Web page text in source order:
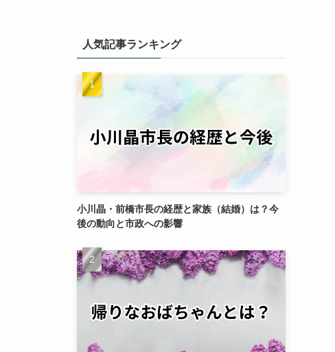
人気記事ランキング
小川晶・前橋市長の経歴と家族（結婚）は？今
後の動向と市政への影響